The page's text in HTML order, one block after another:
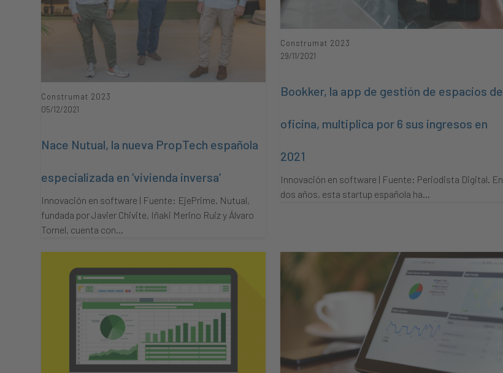
Construmat 2023
05/12/2021
Nace Nutual, la nueva PropTech española
especializada en ‘vivienda inversa’
Innovación en software | Fuente: EjePrime. Nutual,
fundada por Javier Chivite, Iñaki Merino Ruiz y Álvaro
Tornel, cuenta con…
Construmat 2023
29/11/2021
Bookker, la app de gestión de espacios de
oficina, multiplica por 6 sus ingresos en
2021
Innovación en software | Fuente: Periodista Digital. En
dos años, esta startup española ha…